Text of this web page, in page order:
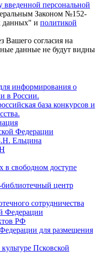
введенной персональной
Законом №152-
данных" и политикой
Вашего согласия на
данные не будут видны